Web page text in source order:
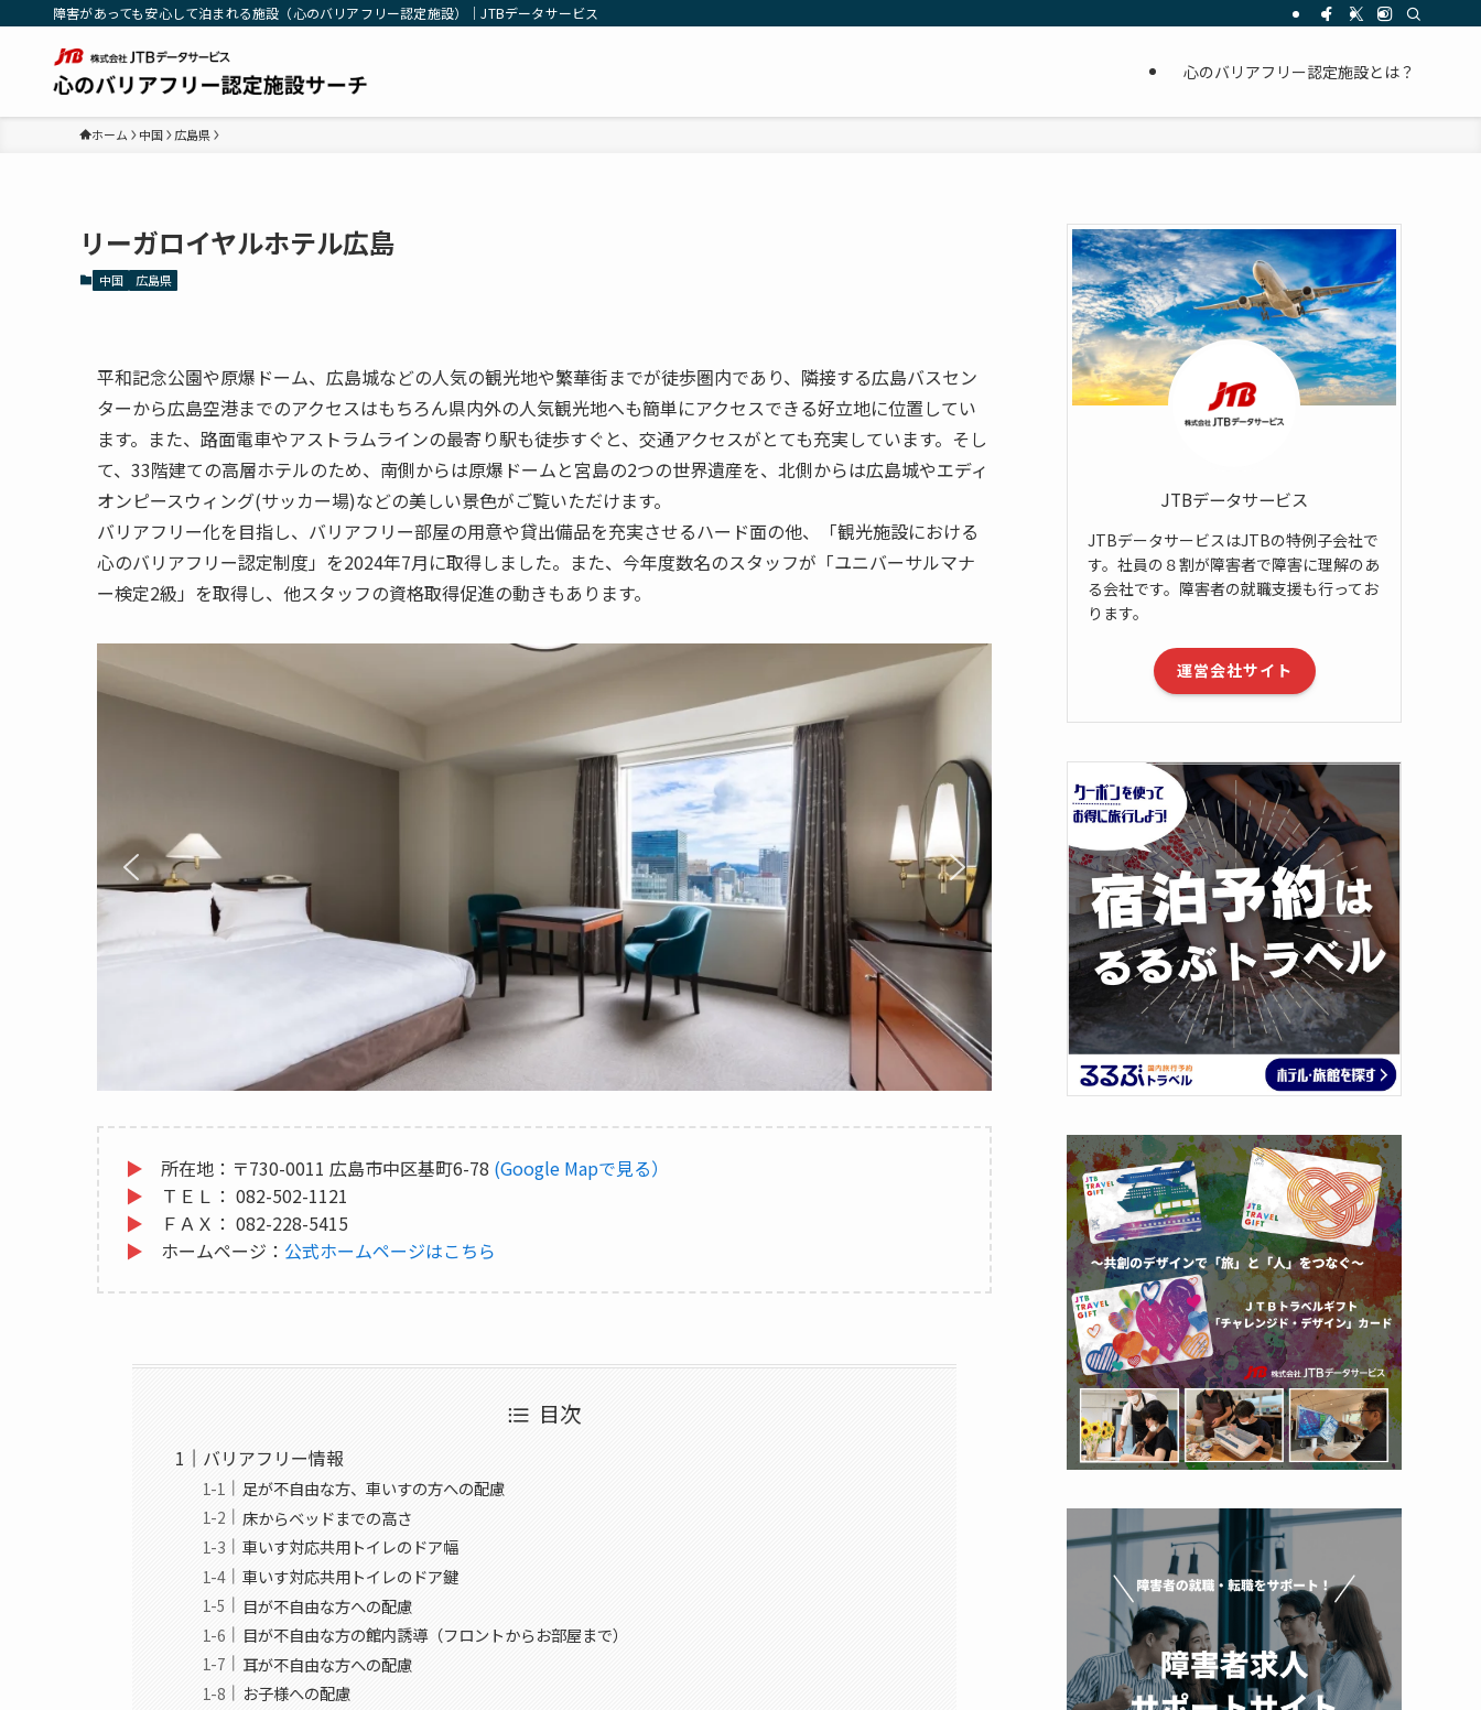
障害があっても安心して泊まれる施設（心のバリアフリー認定施設）｜JTBデータサービス
心のバリアフリー認定施設とは？
ホーム 中国 広島県
リーガロイヤルホテル広島
中国 広島県
平和記念公園や原爆ドーム、広島城などの人気の観光地や繁華街までが徒歩圏内であり、隣接する広島バスセン
ターから広島空港までのアクセスはもちろん県内外の人気観光地へも簡単にアクセスできる好立地に位置してい
ます。また、路面電車やアストラムラインの最寄り駅も徒歩すぐと、交通アクセスがとても充実しています。そし
て、 33階建ての高層ホテルのため、南側からは原爆ドームと宮島の2つの世界遺産を、北側からは広島城やエディ
オンピースウィング(サッカー場)などの美しい景色がご覧いただけます。
バリアフリー化を目指し、バリアフリー部屋の用意や貸出備品を充実させるハード面の他、「観光施設における
心のバリアフリー認定制度」を2024年7月に取得しました。また、今年度数名のスタッフが 「ユニバーサルマナ
ー検定2級」を取得し、他スタッフの資格取得促進の動きもあります。
▶ 所在地： 〒730-0011 広島市中区基町6-78 (Google Mapで見る）
▶ ＴＥＬ： 082-502-1121
▶ ＦＡＸ： 082-228-5415
▶ ホームページ： 公式ホームページはこちら
目次
バリアフリー情報
足が不自由な方、車いすの方への配慮
床からベッドまでの高さ
車いす対応共用トイレのドア幅
車いす対応共用トイレのドア鍵
目が不自由な方への配慮
目が不自由な方の館内誘導（フロントからお部屋まで）
耳が不自由な方への配慮
お子様への配慮
JTBデータサービス
JTBデータサービスはJTBの特例子会社で
す。社員の８割が障害者で障害に理解のあ
る会社です。障害者の就職支援も行ってお
ります。
運営会社サイト